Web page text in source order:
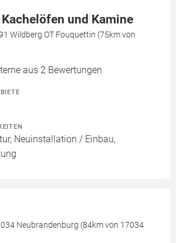
und Kamine
Wildberg OT Fouquettin (75km von
aus 2 Bewertungen
Neuinstallation / Einbau,
Neubrandenburg (84km von 17034